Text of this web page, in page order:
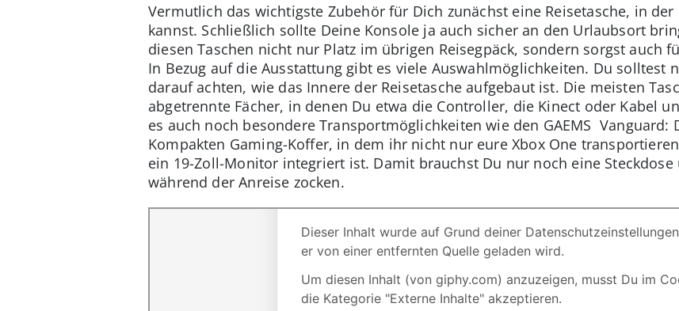
Vermutlich das wichtigste Zubehör für Dich zunächst eine Reisetasche, in
kannst. Schließlich sollte Deine Konsole ja auch sicher an den Urlaubsort
diesen Taschen nicht nur Platz im übrigen Reisegpäck, sondern sorgst auch
In Bezug auf die Ausstattung gibt es viele Auswahlmöglichkeiten. Du solltest
darauf achten, wie das Innere der Reisetasche aufgebaut ist. Die meisten
abgetrennte Fächer, in denen Du etwa die Controller, die Kinect oder Kabel
es auch noch besondere Transportmöglichkeiten wie den GAEMS Vanguard:
Kompakten Gaming-Koffer, in dem ihr nicht nur eure Xbox One
ein 19-Zoll-Monitor integriert ist. Damit brauchst Du nur noch eine Steckdose
während der Anreise zocken.